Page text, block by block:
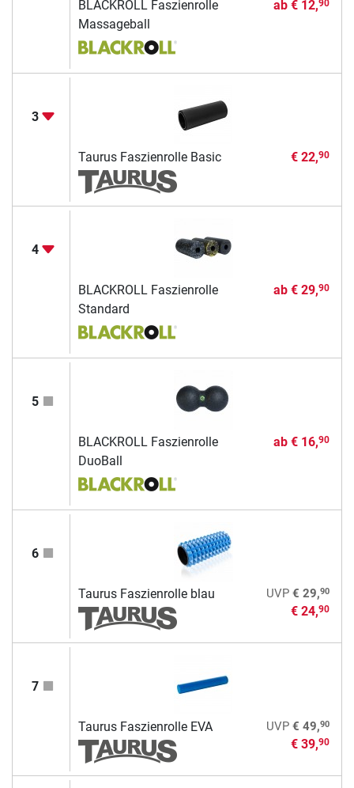
BLACKROLL Faszienrolle
Massageball
ab € 12,90
3
Taurus Faszienrolle Basic € 22,90
4
BLACKROLL Faszienrolle
Standard
ab € 29,90
5
BLACKROLL Faszienrolle
DuoBall
ab € 16,90
6
Taurus Faszienrolle blau UVP € 29,90
€ 24,90
7
Taurus Faszienrolle EVA UVP € 49,90
€ 39,90